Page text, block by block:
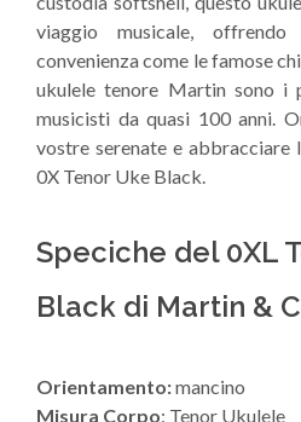
viaggio musicale,
convenienza come le famose
ukulele tenore Martin sono i
musicisti da quasi 100 anni.
vostre serenate e
0X Tenor Uke Black.
Speciche del 0XL
Black di Martin &
Orientamento:mancino
Misura Corpo: Tenor Ukulele